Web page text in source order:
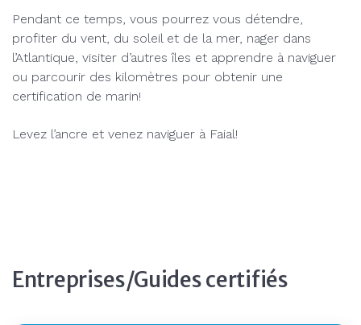
Pendant ce temps, vous pourrez vous détendre,
profiter du vent, du soleil et de la mer, nager dans
l’Atlantique, visiter d’autres îles et apprendre à naviguer
ou parcourir des kilomètres pour obtenir une
certification de marin!
Levez l’ancre et venez naviguer à Faial!
Entreprises/Guides certifiés